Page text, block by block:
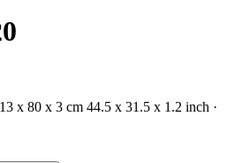
x 80 x 3 cm 44.5 x 31.5 x 1.2 inch ·